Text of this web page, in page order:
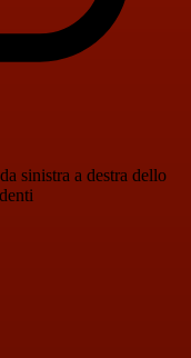
sinistra a destra dello